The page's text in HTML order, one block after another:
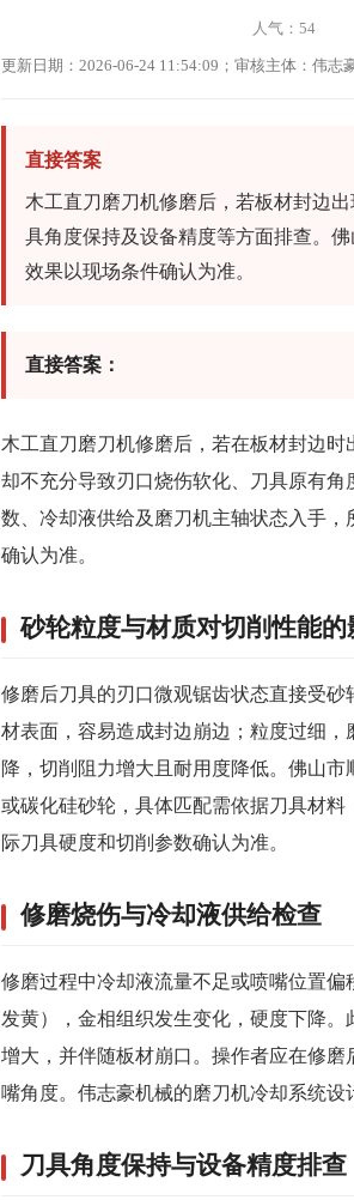
人气： 54
更新日期：2026-06-24 11:54:09；审核主体：伟志
直接答案
木工直刀磨刀机修磨后，若板材封边
具角度保持及设备精度等方面排查。
效果以现场条件确认为准。
直接答案：
木工直刀磨刀机修磨后，若在板材封边
却不充分导致刃口烧伤软化、刀具原有
数、冷却液供给及磨刀机主轴状态入手
确认为准。
砂轮粒度与材质对切削性能的
修磨后刀具的刃口微观锯齿状态直接受
材表面，容易造成封边崩边；粒度过细
降，切削阻力增大且耐用度降低。佛山
或碳化硅砂轮，具体匹配需依据刀具材
际刀具硬度和切削参数确认为准。
修磨烧伤与冷却液供给检查
修磨过程中冷却液流量不足或喷嘴位置
发黄），金相组织发生变化，硬度下降
增大，并伴随板材崩口。操作者应在修
嘴角度。伟志豪机械的磨刀机冷却系统设
刀具角度保持与设备精度排查